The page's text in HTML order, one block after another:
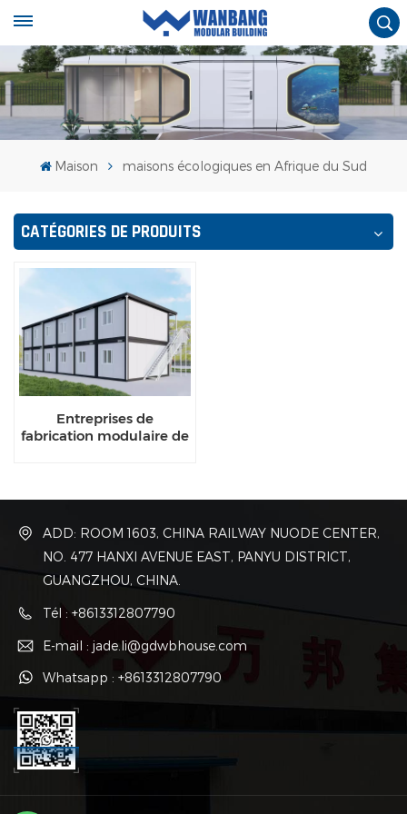
Maison maisons écologiques en Afrique du Sud
CATÉGORIES DE PRODUITS
Entreprises de
fabrication modulaire de
ADD: ROOM 1603, CHINA RAILWAY NUODE CENTER,
NO. 477 HANXI AVENUE EAST, PANYU DISTRICT,
GUANGZHOU, CHINA.
Tél : +8613312807790
E-mail : jade.li@gdwbhouse.com
Whatsapp : +8613312807790